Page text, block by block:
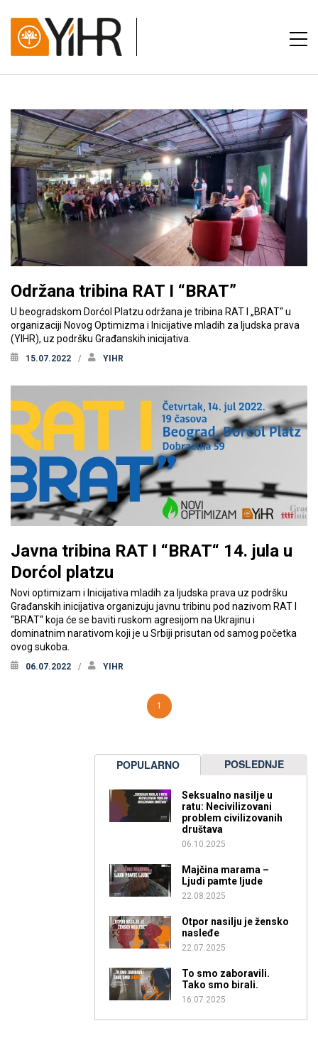
Održana tribina RAT I “BRAT”
U beogradskom Dorćol Platzu održana je tribina RAT I „BRAT“ u
organizaciji Novog Optimizma i Inicijative mladih za ljudska prava
(YIHR), uz podršku Građanskih inicijativa.
15.07.2022 YIHR
Javna tribina RAT I “BRAT“ 14. jula u
Dorćol platzu
Novi optimizam i Inicijativa mladih za ljudska prava uz podršku
Građanskih inicijativa organizuju javnu tribinu pod nazivom RAT I
“BRAT“ koja će se baviti ruskom agresijom na Ukrajinu i
dominatnim narativom koji je u Srbiji prisutan od samog početka
ovog sukoba.
06.07.2022 YIHR
1
POPULARNO POSLEDNJE
Seksualno nasilje u
ratu: Necivilizovani
problem civilizovanih
društava
06.10.2025
Majčina marama –
Ljudi pamte ljude
22.08.2025
Otpor nasilju je žensko
nasleđe
22.07.2025
To smo zaboravili.
Tako smo birali.
16.07.2025